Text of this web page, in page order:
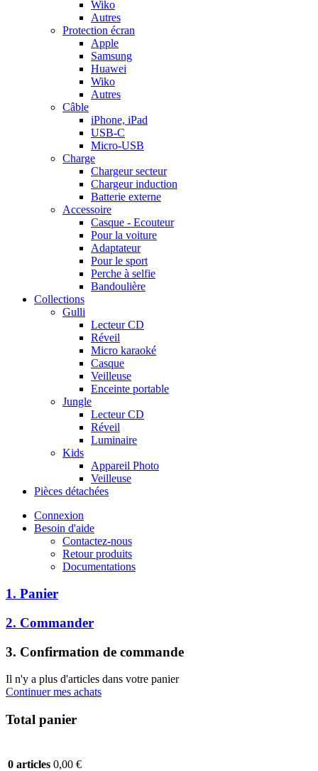
Wiko
Autres
Protection écran
Apple
Samsung
Huawei
Wiko
Autres
Câble
iPhone, iPad
USB-C
Micro-USB
Charge
Chargeur secteur
Chargeur induction
Batterie externe
Accessoire
Casque - Ecouteur
Pour la voiture
Adaptateur
Pour le sport
Perche à selfie
Bandoulière
Collections
Gulli
Lecteur CD
Réveil
Micro karaoké
Casque
Veilleuse
Enceinte portable
Jungle
Lecteur CD
Réveil
Luminaire
Kids
Appareil Photo
Veilleuse
Pièces détachées
Connexion
Besoin d'aide
Contactez-nous
Retour produits
Documentations
1. Panier
2. Commander
3. Confirmation de commande
Il n'y a plus d'articles dans votre panier
Continuer mes achats
Total panier
0 articles 0,00 €